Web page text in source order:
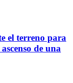
el terreno para
de una